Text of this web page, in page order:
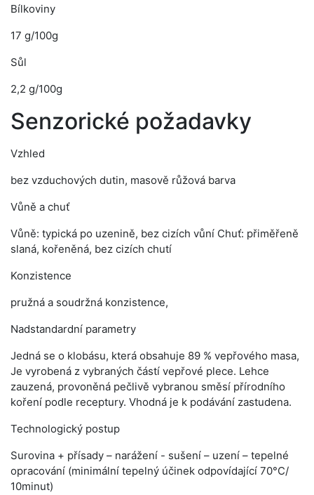
Bílkoviny
17 g/100g
Sůl
2,2 g/100g
Senzorické požadavky
Vzhled
bez vzduchových dutin, masově růžová barva
Vůně a chuť
Vůně: typická po uzenině, bez cizích vůní Chuť: přiměřeně
slaná, kořeněná, bez cizích chutí
Konzistence
pružná a soudržná konzistence,
Nadstandardní parametry
Jedná se o klobásu, která obsahuje 89 % vepřového masa,
Je vyrobená z vybraných částí vepřové plece. Lehce
zauzená, provoněná pečlivě vybranou směsí přírodního
koření podle receptury. Vhodná je k podávání zastudena.
Technologický postup
Surovina + přísady – narážení - sušení – uzení – tepelné
opracování (minimální tepelný účinek odpovídající 70°C/
10minut)